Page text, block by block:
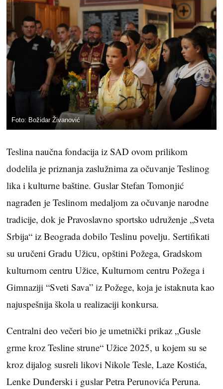
Foto: Božidar Živanović
Teslina naučna fondacija iz SAD ovom prilikom
dodelila je priznanja zaslužnima za očuvanje Teslinog
lika i kulturne baštine. Guslar Stefan Tomonjić
nagrađen je Teslinom medaljom za očuvanje narodne
tradicije, dok je Pravoslavno sportsko udruženje „Sveta
Srbija“ iz Beograda dobilo Teslinu povelju. Sertifikati
su uručeni Gradu Užicu, opštini Požega, Gradskom
kulturnom centru Užice, Kulturnom centru Požega i
Gimnaziji “Sveti Sava” iz Požege, koja je istaknuta kao
najuspešnija škola u realizaciji konkursa.
Centralni deo večeri bio je umetnički prikaz „Gusle
grme kroz Tesline strune“ Užice 2025, u kojem su se
kroz dijalog susreli likovi Nikole Tesle, Laze Kostića,
Lenke Dunđerski i guslar Petra Perunovića Peruna.